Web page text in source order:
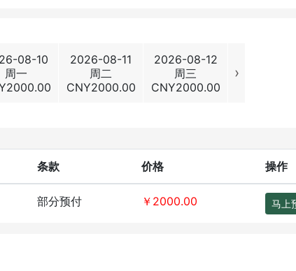
08-10
周一
2000.00
2026-08-11
周二
CNY2000.00
2026-08-12
周三
CNY2000.00
›
条款 价格 操作
部分预付 ￥2000.00 马上